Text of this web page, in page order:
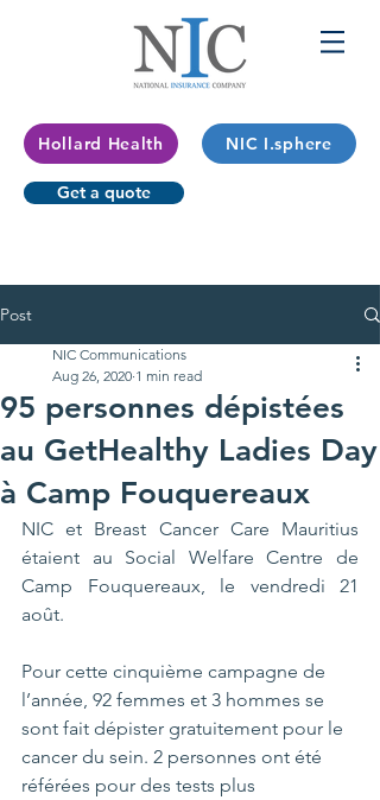
Hollard Health NIC I.sphere
Get a quote
Post
95 personnes dépistées
au GetHealthy Ladies Day
à Camp Fouquereaux
NIC Communications
Aug 26, 2020 1 min read
NIC et Breast Cancer Care Mauritius
étaient au Social Welfare Centre de
Camp Fouquereaux, le vendredi 21
août.
Pour cette cinquième campagne de
l’année, 92 femmes et 3 hommes se
sont fait dépister gratuitement pour le
cancer du sein. 2 personnes ont été
référées pour des tests plus